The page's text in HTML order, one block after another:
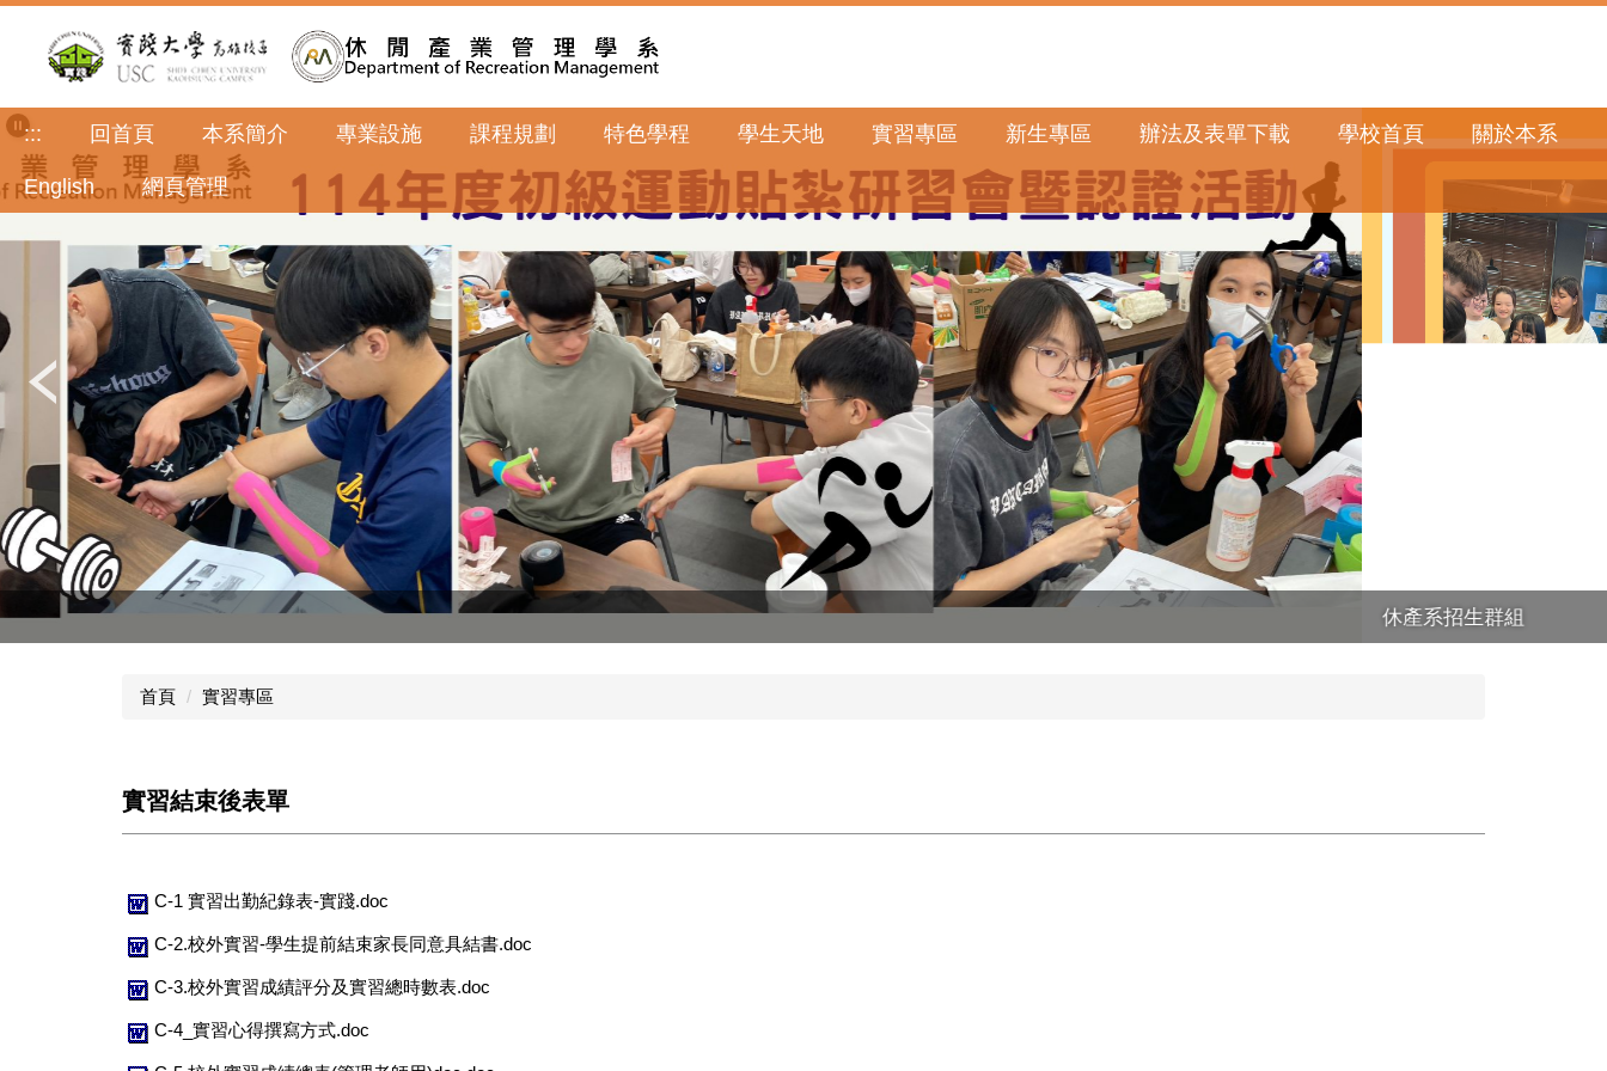
內
區
::: 回首頁 本系簡介 專業設施 課程規劃 特色學程 學生天地 實習專區 新生專區 辦法及表單下載 學校首頁 關於本系
English 網頁管理
休產系招生群組
首頁 實習專區
實習結束後表單
C-1 實習出勤紀錄表-實踐.doc
C-2.校外實習-學生提前結束家長同意具結書.doc
C-3.校外實習成績評分及實習總時數表.doc
C-4_實習心得撰寫方式.doc